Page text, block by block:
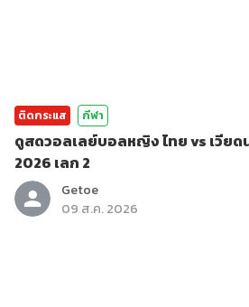
ติดกระแส กีฬา
ดูสดวอลเลย์บอลหญิง ไทย vs เวียด
2026 เลก 2
Getoe
09 ส.ค. 2026